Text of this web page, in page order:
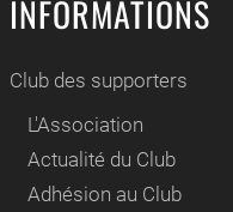
INFORMATIONS
Club des supporters
L'Association
Actualité du Club
Adhésion au Club